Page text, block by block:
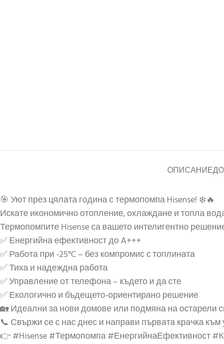
ОПИСАНИЕ
🎯 Уют през цялата година с термопомпа Hisense! ❄️🔥
Искате икономично отопление, охлаждане и топла
Термопомпите Hisense са вашето интелигентно
✅ Енергийна ефективност до A+++
✅ Работа при -25°C – без компромис с топлината
✅ Тиха и надеждна работа
✅ Управление от телефона – където и да сте
✅ Екологично и бъдещето-ориентирано решение
🏡 Идеални за нови домове или подмяна на остарели
📞 Свържи се с нас днес и направи първата крачка
👉 #Hisense #Термопомпа #ЕнергийнаЕфективност